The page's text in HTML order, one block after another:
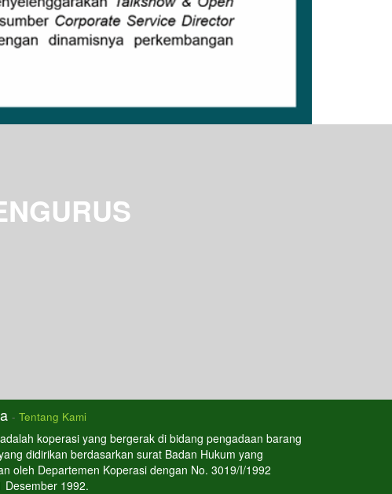
- Tentang Kami
koperasi yang bergerak di bidang pengadaan barang
didirikan berdasarkan surat Badan Hukum yang
oleh Departemen Koperasi dengan No. 3019/I/1992
Desember 1992.